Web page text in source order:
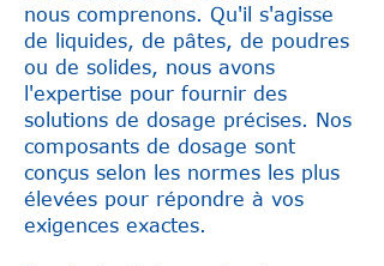
nous comprenons. Qu'il s'agisse
de liquides, de pâtes, de poudres
ou de solides, nous avons
l'expertise pour fournir des
solutions de dosage précises. Nos
composants de dosage sont
conçus selon les normes les plus
élevées pour répondre à vos
exigences exactes.